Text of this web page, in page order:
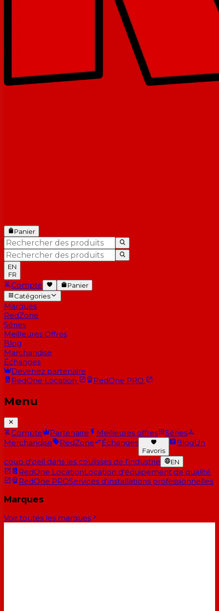
Panier
EN
FR
Compte
Panier
Catégories
Marques
RedZone
Séries
Meilleures Offres
Blog
Marchandise
Échanges
Devenez partenaire
RedOne Location RedOne PRO
Menu
Compte Partenaire Meilleures offres
Séries
Merchandise
RedZone Échanges
Favoris
BlogUn
coup d'oeil dans les coulisses de l'industrie EN
RedOne LocationLocation d'équipement de qualité
RedOne PROServices d'installations professionnelles
Marques
Voir toutes les marques